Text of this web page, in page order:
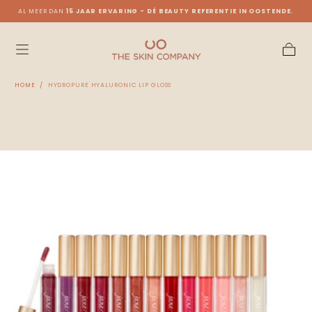
Ga naar
content
AL MEER DAN15 JAAR ERVARING - DÉ BEAUTY REFERENTIE IN OOSTENDE.
HOME / HYDROPURE HYALURONIC LIP GLOSS